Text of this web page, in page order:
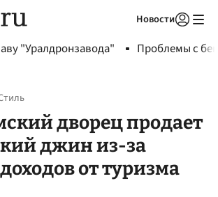
Новости
"Уралдронзавода" Проблемы с
дворец продает
джин из-за
от туризма